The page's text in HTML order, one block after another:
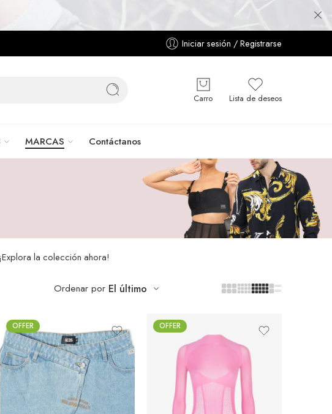
Iniciar sesión / Registrarse
Carro Lista de deseos
MARCAS Contáctanos
la colección ahora!
Ordenar por El último
OFFER OFFER